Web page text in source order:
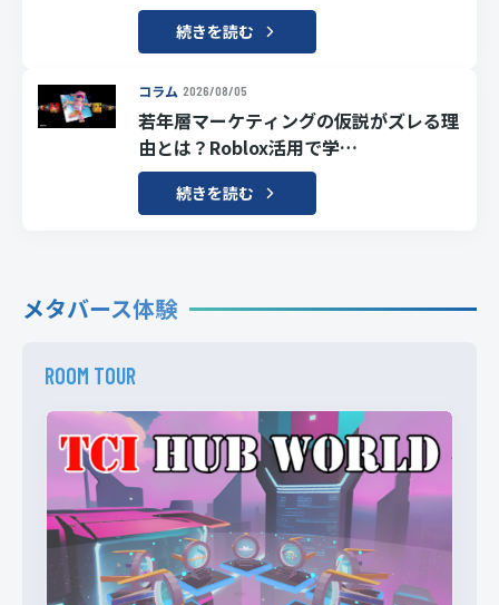
続きを読む
コラム 2026/08/05
若年層マーケティングの仮説がズレる理
由とは？Roblox活用で学…
続きを読む
メタバース体験
ROOM TOUR